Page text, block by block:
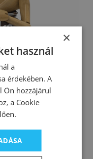
×
használ
a
érdekében. A
Ön hozzájárul
a Cookie